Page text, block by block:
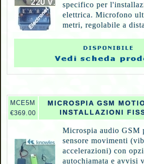
specifico per
elettrica. Microfono
metri, regolabile a
MCE5M
€369.00
MICROSPIA GSM
INSTALLAZIONI
Microspia audio GSM
sensore movimenti
accelerazioni) con
autochiamata e avvisi